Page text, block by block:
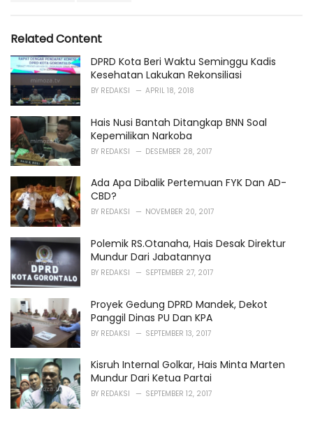
r
i
e
:
:Related Content
DPRD Kota Beri Waktu Seminggu Kadis
Kesehatan Lakukan Rekonsiliasi
BY REDAKSI APRIL 18, 2018
Hais Nusi Bantah Ditangkap BNN Soal
Kepemilikan Narkoba
BY REDAKSI DESEMBER 28, 2017
Ada Apa Dibalik Pertemuan FYK Dan AD-
CBD?
BY REDAKSI NOVEMBER 20, 2017
Polemik RS.Otanaha, Hais Desak Direktur
Mundur Dari Jabatannya
BY REDAKSI SEPTEMBER 27, 2017
Proyek Gedung DPRD Mandek, Dekot
Panggil Dinas PU Dan KPA
BY REDAKSI SEPTEMBER 13, 2017
Kisruh Internal Golkar, Hais Minta Marten
Mundur Dari Ketua Partai
BY REDAKSI SEPTEMBER 12, 2017